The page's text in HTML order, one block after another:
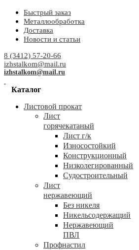
Быстрый заказ
Металлообработка
Доставка
Новости и статьи
8 (3412) 57-20-66
izhstalkom@mail.ru
izhstalkom@mail.ru
Каталог
Листовой прокат
Лист
горячекатаный
Лист г/к
Износостойкий
Конструкционный
Низколегированный
Судостроительный
Лист
нержавеющий
Без никеля
Никельсодержащий
Нержавеющий
ПВЛ
Профнастил